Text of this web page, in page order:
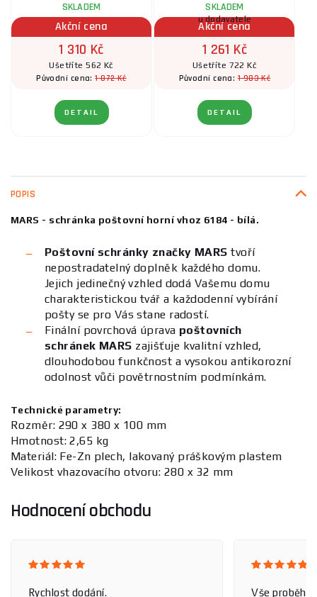
SKLADEM
Akční cena
1 310 Kč
Ušetříte 562 Kč
Původní cena:1 872 Kč
DETAIL
SKLADEM
u dodavatele
Akční cena
1 261 Kč
Ušetříte 722 Kč
Původní cena:1 983 Kč
DETAIL
POPIS
MARS - schránka poštovní horní vhoz 6184 - bílá.
Poštovní schránky značky MARS tvoří
nepostradatelný doplněk každého domu.
Jejich jedinečný vzhled dodá Vašemu domu
charakteristickou tvář a každodenní vybírání
pošty se pro Vás stane radostí.
Finální povrchová úprava poštovních
schránek MARS zajišťuje kvalitní vzhled,
dlouhodobou funkčnost a vysokou antikorozní
odolnost vůči povětrnostním podmínkám.
Technické parametry:
Rozměr: 290 x 380 x 100 mm
Hmotnost: 2,65 kg
Materiál: Fe-Zn plech, lakovaný práškovým plastem
Velikost vhazovacího otvoru: 280 x 32 mm
Hodnocení obchodu
Rychlost dodání. Vše